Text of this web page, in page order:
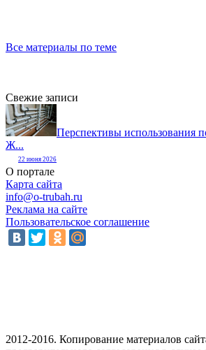
Все материалы по теме
Свежие записи
Перспективы использования
Ж...
22 июня 2026
О портале
Карта сайта
info@o-trubah.ru
Реклама на сайте
Пользовательское соглашение
2012-2016. Копирование материалов